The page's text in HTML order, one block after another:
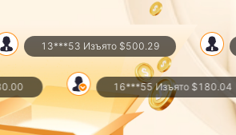
13***53 Изъято $500.29
16***55 Изъято $180.04